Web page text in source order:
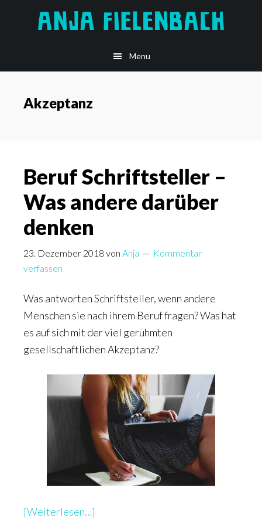
Menu
Akzeptanz
Beruf Schriftsteller –
Was andere darüber
denken
23. Dezember 2018von Anja
Kommentar
verfassen
Was antworten Schriftsteller, wenn andere
Menschen sie nach ihrem Beruf fragen? Was hat
es auf sich mit der viel gerühmten
gesellschaftlichen Akzeptanz?
[Weiterlesen…]